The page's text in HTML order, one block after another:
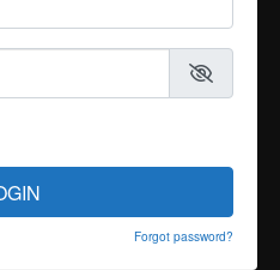
Forgot password?